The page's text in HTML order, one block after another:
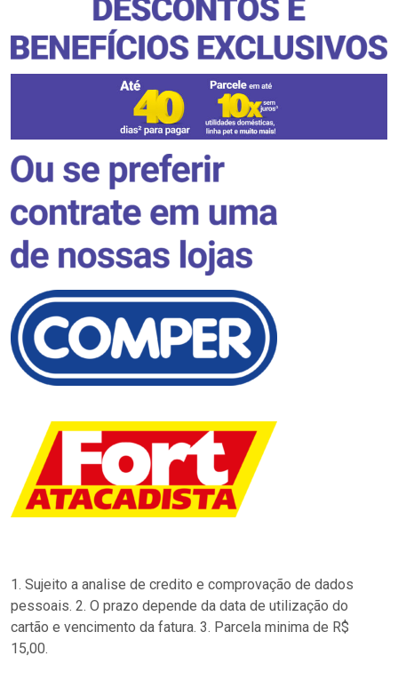
1. Sujeito a analise de credito e comprovação de dados
pessoais. 2. O prazo depende da data de utilização do
cartão e vencimento da fatura. 3. Parcela minima de R$
15,00.